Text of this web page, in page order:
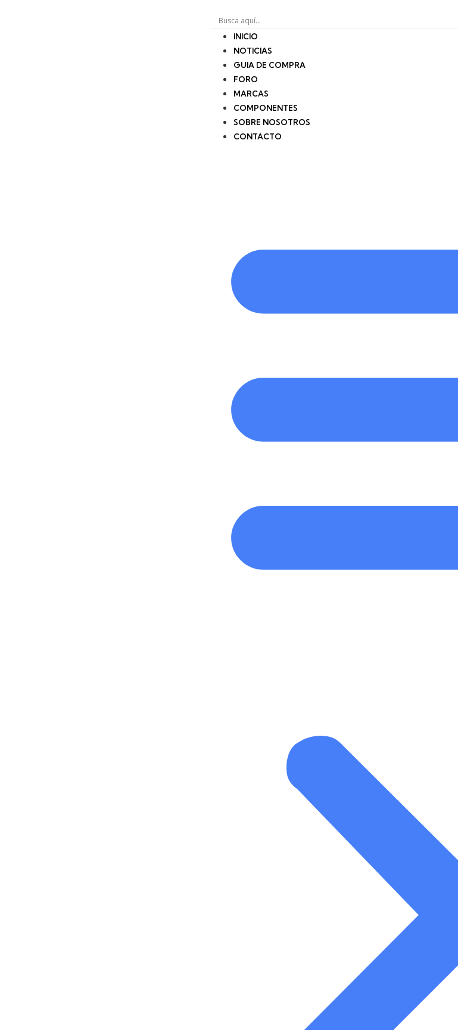
INICIO
NOTICIAS
GUIA DE COMPRA
FORO
MARCAS
COMPONENTES
SOBRE NOSOTROS
CONTACTO